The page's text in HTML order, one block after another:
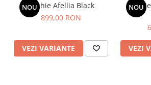
NOU
Rochie Afellia Black
899,00 RON
VEZI VARIANTE
NOU
VEZI